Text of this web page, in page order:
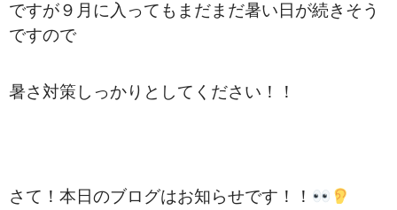
ですが９月に入ってもまだまだ暑い日が続きそう
ですので
暑さ対策しっかりとしてください！！
さて！本日のブログはお知らせです！！